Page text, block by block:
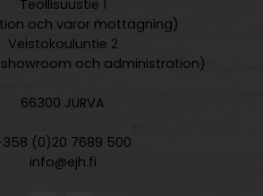
Teollisuustie 1
och varor mottagning)
Veistokouluntie 2
och administration)
66300 JURVA
(0)20 7689 500
info@ejh.fi